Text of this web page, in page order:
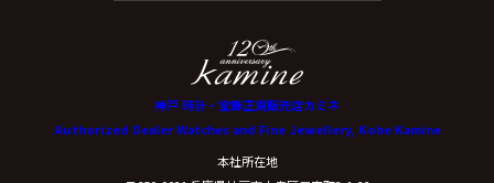
神戸 時計・宝飾正規販売店カミネ
Authorized Dealer Watches and Fine Jewellery, Kobe Kamine
本社所在地